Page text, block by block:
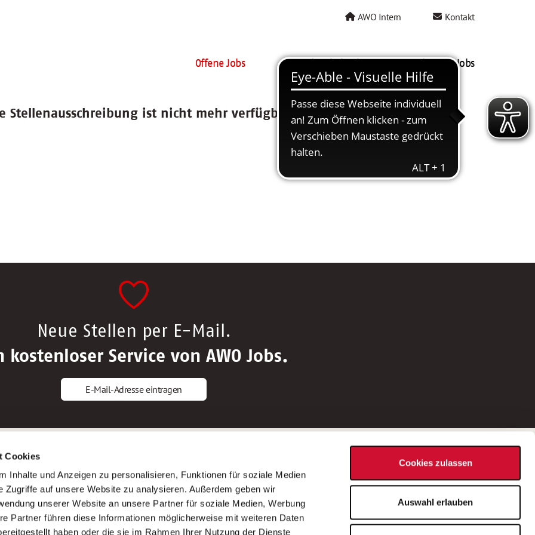
Cookies
Inhalte und Anzeigen zu personalisieren, Funktionen für soziale Medien
Zugriffe auf unsere Website zu analysieren. Außerdem geben wir
unserer Website an unsere Partner für soziale Medien, Werbung
Partner führen diese Informationen möglicherweise mit weiteren Daten
haben oder die sie im Rahmen Ihrer Nutzung der Dienste
Cookies zulassen
Auswahl erlauben
AWO Intern Kontakt
Offene Jobs AWO als Arbeitgeber Mein AWO Jobs
Stellenausschreibung ist nicht mehr verfügbar.
Neue Stellen per E-Mail.
kostenloser Service von AWO Jobs.
E-Mail-Adresse eintragen
Altenpfleger*in
Krankenpfleger*in
Altenpflegehelfer*in
Erzieher*in
AWO Gliederungen nach Bundesland
Stellenangebote nach Bundesländern
Sitemap
Impressum
Datenschutz
Bei Fragen zu einer Stellenausschreibung
wenden Sie sich bitte an die*den in der
Stellenausschreibung genannte*n